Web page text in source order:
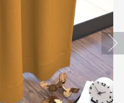
Next